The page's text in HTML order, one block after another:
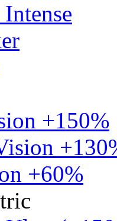
+150%
+60%